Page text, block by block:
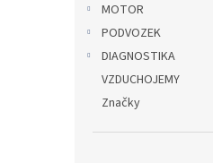
MOTOR
PODVOZEK
DIAGNOSTIKA
VZDUCHOJEMY
Značky